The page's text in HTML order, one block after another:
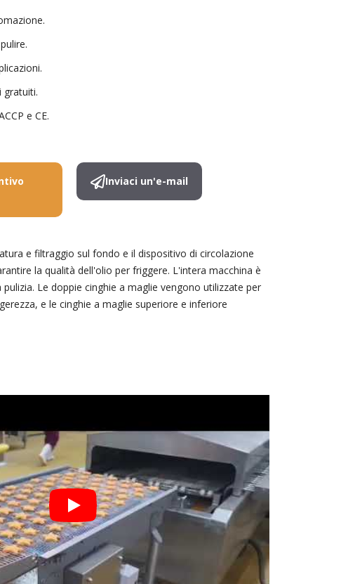
gratuiti.
e CE.
Inviaci un'e-mail
e filtraggio sul fondo e il dispositivo di circolazione
la qualità dell'olio per friggere. L'intera macchina è
Le doppie cinghie a maglie vengono utilizzate per
e le cinghie a maglie superiore e inferiore